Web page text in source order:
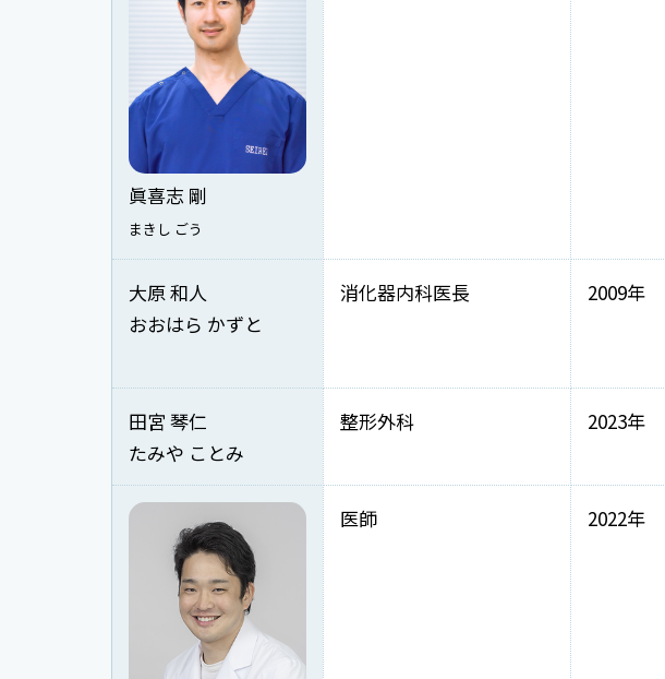
眞喜志 剛
まきし ごう
大原 和人
おおはら かずと
消化器内科医長 2009年
田宮 琴仁
たみや ことみ
整形外科 2023年
医師 2022年